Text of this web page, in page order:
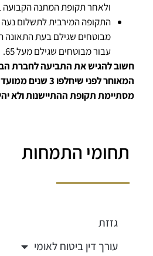
תחומי התמחות
גזזת
עורך דין ביטוח לאומי
ולאחר תקופת המתנה הקבועה
עבור מבוטחים שגילם מעל 65.
חשוב להגיש את התביעה לחברת
המאוחר לפני
מסתיימת תקופת ההתיישנות ולא